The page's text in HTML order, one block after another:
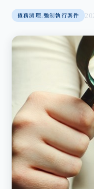
債務清理.強制執行案件